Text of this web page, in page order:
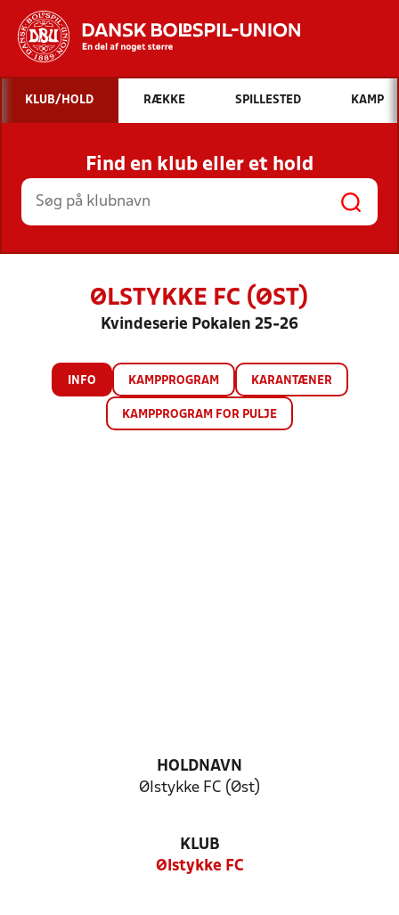
Hvad vil du søge efter?
INDHOLD OG NYHEDER
STILLINGER, RESULTATER, KLUBBER OG
HOLD
KLUB/HOLD RÆKKE SPILLESTED KAMP
Find en klub eller et hold
ØLSTYKKE FC (ØST)
Kvindeserie Pokalen 25-26
INFO KAMPPROGRAM KARANTÆNER
KAMPPROGRAM FOR PULJE
HOLDNAVN
Ølstykke FC (Øst)
KLUB
Ølstykke FC